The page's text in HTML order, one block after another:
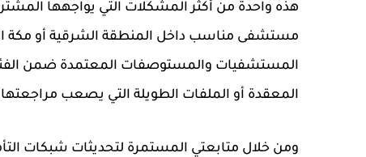
هذه واحدة من أكثر المشكلات التي يواجهها
مستشفى مناسب داخل المنطقة الشرقية أو مكة
المستشفيات والمستوصفات المعتمدة ضمن
المعقدة أو الملفات الطويلة التي يصعب
ومن خلال متابعتي المستمرة لتحديثات شبكات